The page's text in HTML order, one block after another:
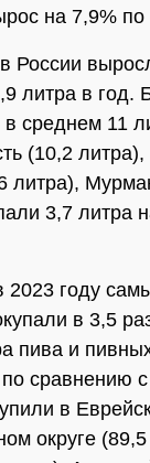
на 7,9%
России
литра в год.
среднем 11
(10,2
литра),
3,7 литра
2023 году
в 3,5
пива и
сравнению
в
округе